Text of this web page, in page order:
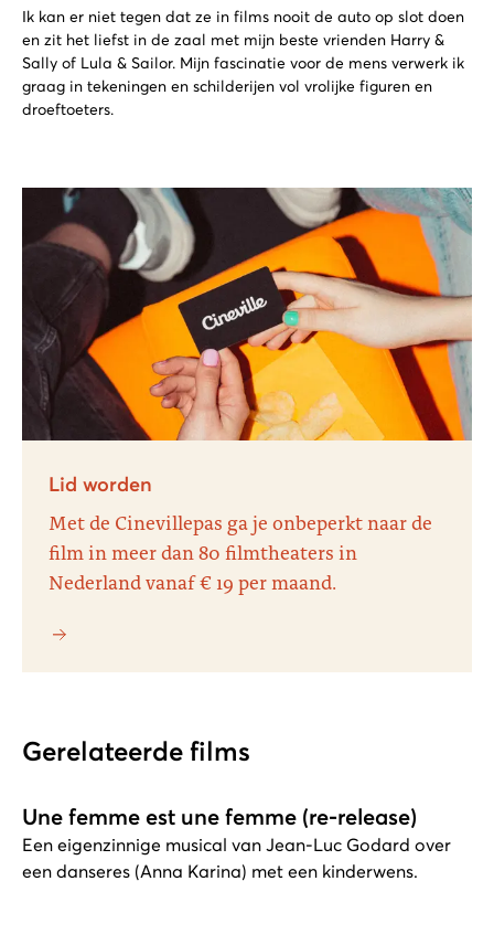
Ik kan er niet tegen dat ze in films nooit de auto op slot doen
en zit het liefst in de zaal met mijn beste vrienden Harry &
Sally of Lula & Sailor. Mijn fascinatie voor de mens verwerk ik
graag in tekeningen en schilderijen vol vrolijke figuren en
droeftoeters.
Lid worden
Met de Cinevillepas ga je onbeperkt naar de
film in meer dan 80 filmtheaters in
Nederland vanaf € 19 per maand.
Gerelateerde films
Une femme est une femme (re-release)
Een eigenzinnige musical van Jean-Luc Godard over
een danseres (Anna Karina) met een kinderwens.